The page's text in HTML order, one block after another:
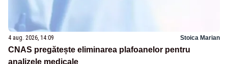
4 aug. 2026, 14:09 Stoica Marian
CNAS pregătește eliminarea plafoanelor pentru
analizele medicale